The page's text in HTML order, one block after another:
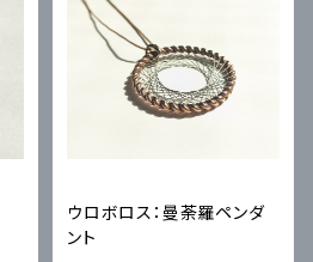
ウロボロス：曼荼羅ペンダ
ント